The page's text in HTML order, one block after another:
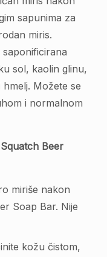
sapunima za
miris.
sol, kaolin glinu,
Možete se
i normalnom
Beer
miriše nakon
Soap Bar. Nije
kožu čistom,